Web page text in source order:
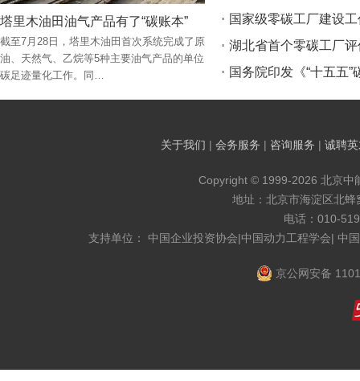
塔里木油田油气产品有了“碳账本”
截至7月28日，塔里木油田首次系统完成了原
油、天然气、乙烷等5种主要油气产品的单位
碳足迹量化工作。同…
国家级零碳工厂建设
湖北省首个零碳工厂
国务院印发《“十五五
关于我们 | 会务服务 | 咨询服务 | 诚聘
Copyright © 1999-2026 北京中
地址：北京市海淀区北
电话：010-
支持单位： 中国企业投资协会|中国动力工程学会| 中
京公网安备